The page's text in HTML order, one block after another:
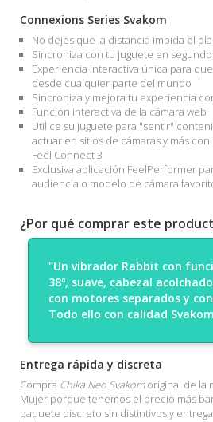
Connexions Series Svakom
No dejes que la distancia impida el
Sincroniza con tu juguete en
Experiencia interactiva única para
desde cualquier parte del mundo
Sincroniza y mejora tu experiencia
Función interactiva de la cámara web
Utilice su juguete para "sentir"
actuar en sitios de cámaras y más
Feel Connect 3
Exclusiva aplicación FeelPerformer
audiencia o modelo de cámara
¿Por qué comprar este
"Un vibrador Rabbit con
38º, suave, cabezal
con motores separados y
Todo ello con calidad
Entrega rápida y discreta
Compra Chika Neo Svakomoriginal de la
Mujer porque tenemos el precio más
paquete discreto sin distintivos y